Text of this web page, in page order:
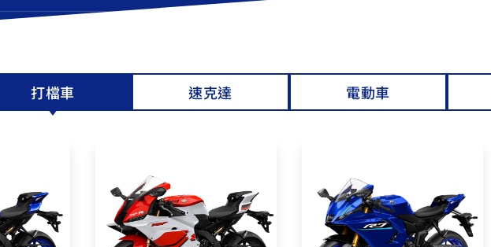
MT-07 Y-AMT MT-07
MT-03
251~549
MT-15
150
CYGNUS X
FORCE 2.0
150
Vinoora PW50
打檔車 速克達 電動車